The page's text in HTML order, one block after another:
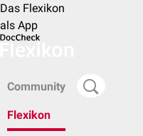
Das Flexikon
als App
Community
Flexikon